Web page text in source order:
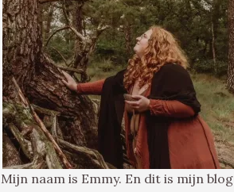
Mijn naam is Emmy. En dit is mijn blog